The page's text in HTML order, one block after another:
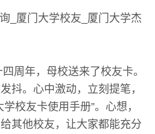
周年，母校送来了校友卡。
抖。心中激动，立刻提笔，
校友卡使用手册”。心想，
其他校友，让大家都能充分